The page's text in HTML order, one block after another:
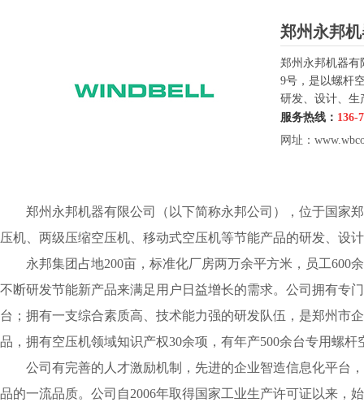
郑州永邦
郑州永邦机器有
9号，是以螺杆
研发、设计、生
服务热线： 136-
网址：
郑州永邦机器有限公司（以下简称永邦公司），位于国家
压机、两级压缩空压机、移动式空压机等节能产品的研发、设
永邦集团占地200亩，标准化厂房两万余平方米，员工600
不断研发节能新产品来满足用户日益增长的需求。公司拥有专
台；拥有一支综合素质高、技术能力强的研发队伍，是郑州市
品，拥有空压机领域知识产权30余项，有年产500余台专用螺杆
公司有完善的人才激励机制，先进的企业智造信息化平台
品的一流品质。公司自2006年取得国家工业生产许可证以来，